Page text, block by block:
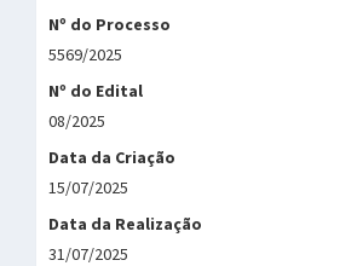
Nº do Processo
5569/2025
Nº do Edital
08/2025
Data da Criação
15/07/2025
Data da Realização
31/07/2025